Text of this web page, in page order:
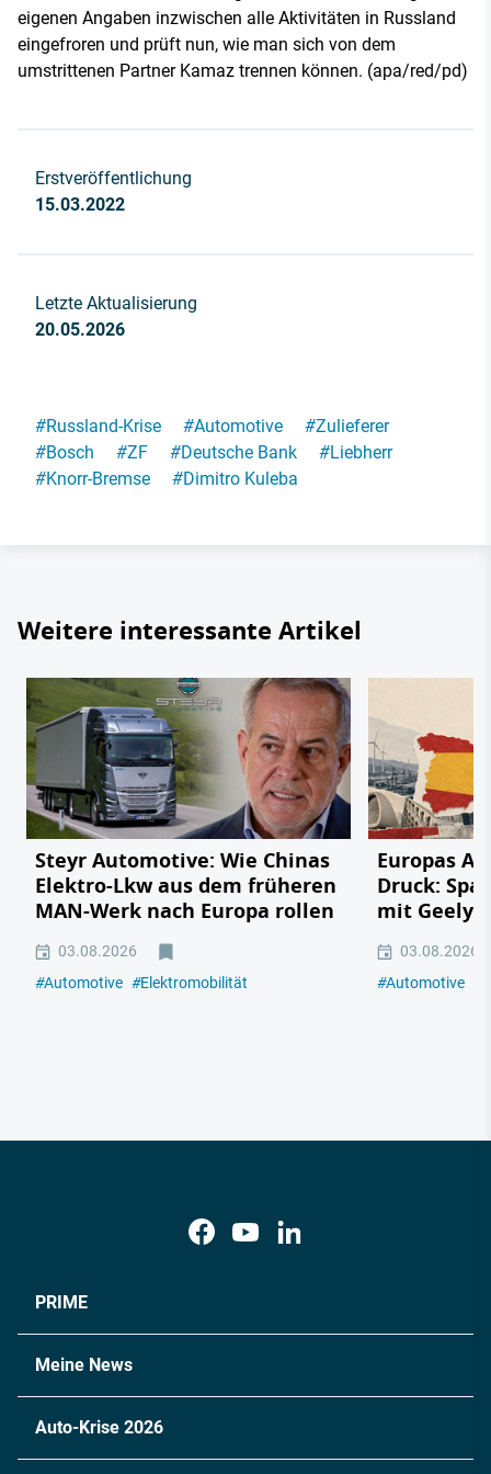
eigenen Angaben inzwischen alle Aktivitäten in Russland
eingefroren und prüft nun, wie man sich von dem
umstrittenen Partner Kamaz trennen können. (apa/red/pd)
Erstveröffentlichung
15.03.2022
Letzte Aktualisierung
20.05.2026
#Russland-Krise #Automotive #Zulieferer
#Bosch #ZF #Deutsche Bank #Liebherr
#Knorr-Bremse #Dimitro Kuleba
Weitere interessante Artikel
Steyr Automotive: Wie Chinas
Elektro-Lkw aus dem früheren
MAN-Werk nach Europa rollen
03.08.2026
#Automotive #Elektromobilität
Europas
Druck:
mit Geely,
03.08.2026
#Automotive
PRIME
Meine News
Auto-Krise 2026